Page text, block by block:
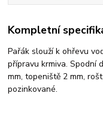
Kompletní
Pařák slouží k ohřevu
přípravu krmiva. Spodní
mm, topeniště 2 mm,
pozinkované.